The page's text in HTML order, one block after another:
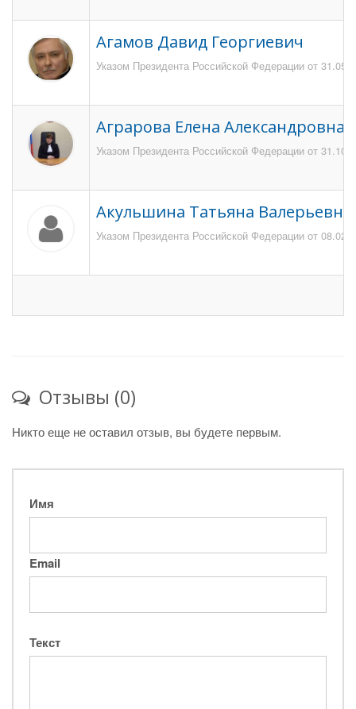
Агамов Давид Георгиевич
Указом Президента Российской Федерации от
Аграрова Елена Александровна
Указом Президента Российской Федерации от
Акульшина Татьяна Валерьевна
Указом Президента Российской Федерации от
Отзывы (0)
Никто еще не оставил отзыв, вы будете первым.
Имя
Email
Текст